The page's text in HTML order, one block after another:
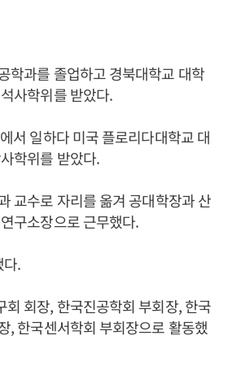
학과를 졸업하고 경북대학교 대학
사학위를 받았다.
서 일하다 미국 플로리다대학교 대
학위를 받았다.
교수로 자리를 옮겨 공대학장과 산
구소장으로 근무했다.
.
회장, 한국진공학회 부회장, 한국
, 한국센서학회 부회장으로 활동했